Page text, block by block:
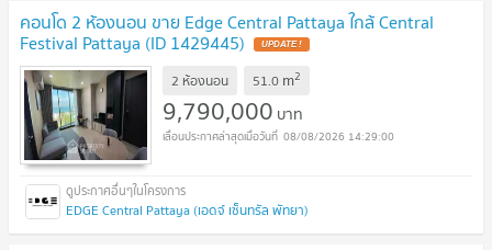
คอนโด 2 ห้องนอน ขาย Edge Central Pattaya ใกล้ Central
Festival Pattaya (ID 1429445) UPDATE !
2 ห้องนอน 51.0 m2
9,790,000 บาท
08/08/2026 14:29:00
EDGE Central Pattaya (เอดจ์ เซ็นทรัล พัทยา)